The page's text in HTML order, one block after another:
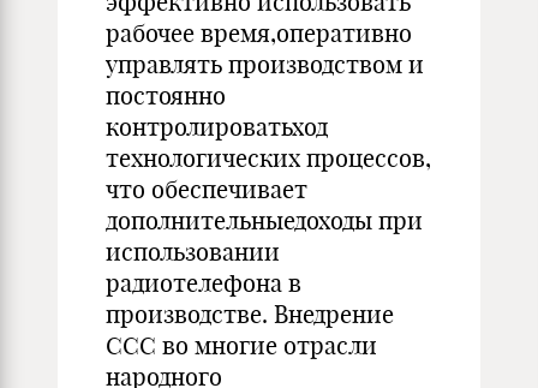
рабочее время,оперативно
управлять производством и
постоянно
контролироватьход
технологических процессов,
что обеспечивает
дополнительныедоходы при
использовании
радиотелефона в
производстве. Внедрение
ССС во многие отрасли
народного